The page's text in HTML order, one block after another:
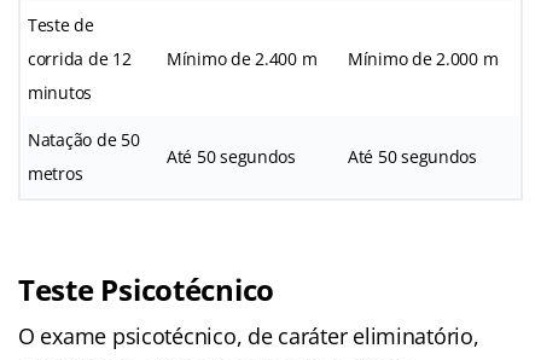
Teste de
corrida de 12
minutos
Mínimo de 2.400 m Mínimo de 2.000 m
Natação de 50
metros
Até 50 segundos Até 50 segundos
Teste Psicotécnico
O exame psicotécnico, de caráter eliminatório,